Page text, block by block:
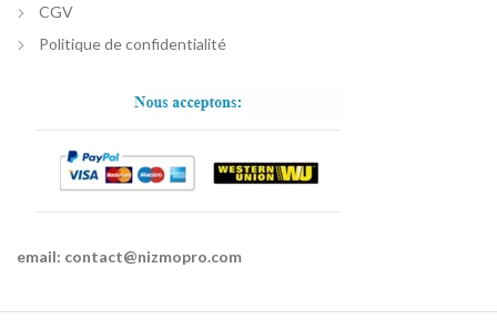
CGV
Politique de confidentialité
email: contact@nizmopro.com